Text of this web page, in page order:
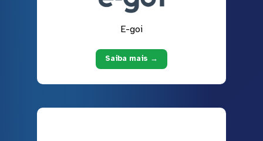
E-goi
Saiba mais →